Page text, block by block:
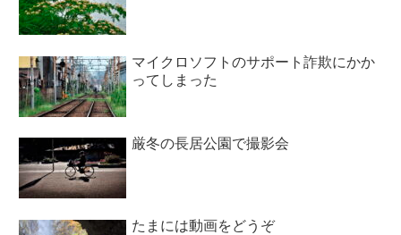
マイクロソフトのサポート詐欺にかか
ってしまった
厳冬の長居公園で撮影会
たまには動画をどうぞ